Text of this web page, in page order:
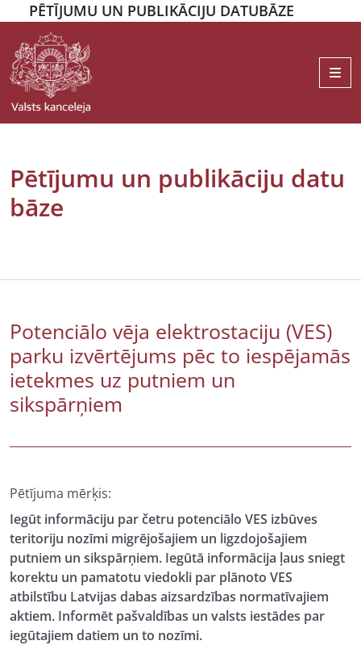
PĒTĪJUMU UN PUBLIKĀCIJU DATUBĀZE
Pētījumu un publikāciju datu
bāze
Potenciālo vēja elektrostaciju (VES)
parku izvērtējums pēc to iespējamās
ietekmes uz putniem un
sikspārņiem
Pētījuma mērķis:
Iegūt informāciju par četru potenciālo VES izbūves
teritoriju nozīmi migrējošajiem un ligzdojošajiem
putniem un sikspārņiem. Iegūtā informācija ļaus sniegt
korektu un pamatotu viedokli par plānoto VES
atbilstību Latvijas dabas aizsardzības normatīvajiem
aktiem. Informēt pašvaldības un valsts iestādes par
iegūtajiem datiem un to nozīmi.